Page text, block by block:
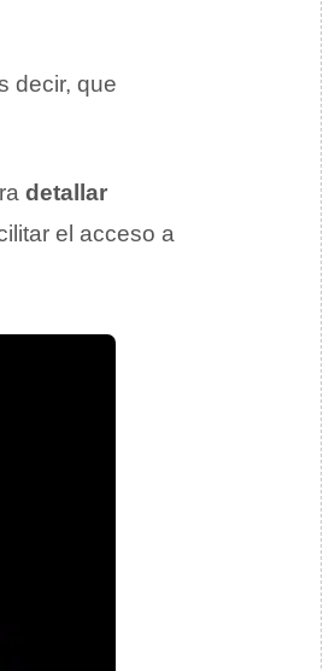
decir, que
detallar
el acceso a